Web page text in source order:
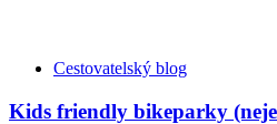
KategorieCestovatelský blog
Kids friendly bikeparky